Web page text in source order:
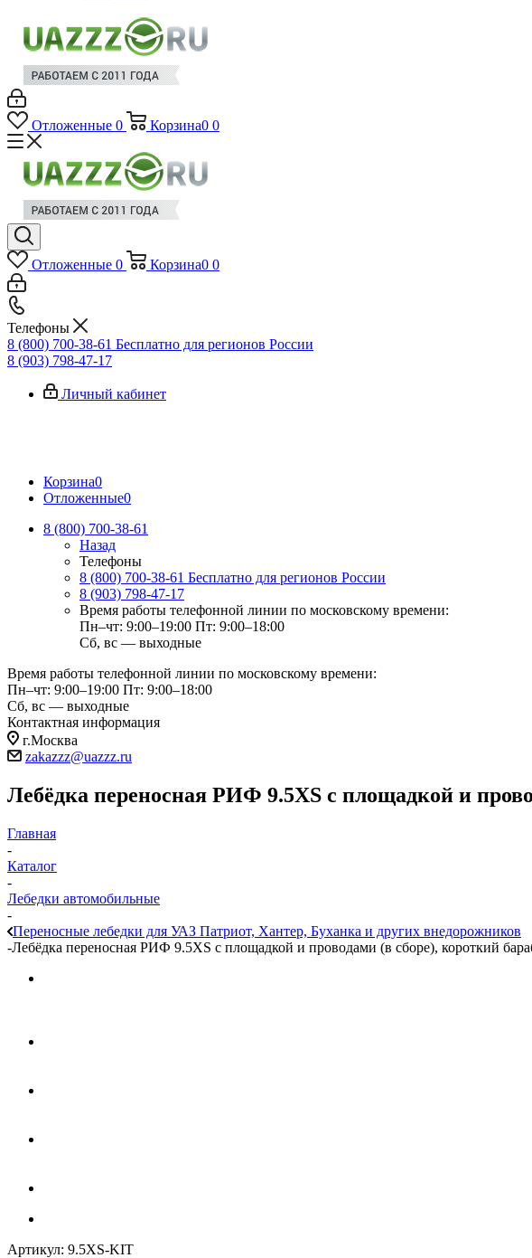
Отложенные 0 Корзина0 0
Отложенные 0 Корзина0 0
Телефоны
8 (800) 700-38-61 Бесплатно для регионов России
8 (903) 798-47-17
Личный кабинет
Корзина0
Отложенные0
8 (800) 700-38-61
Назад
Телефоны
8 (800) 700-38-61 Бесплатно для регионов России
8 (903) 798-47-17
Время работы телефонной линии по московскому времени:
Пн–чт: 9:00–19:00 Пт: 9:00–18:00
Сб, вс — выходные
Время работы телефонной линии по московскому времени:
Пн–чт: 9:00–19:00 Пт: 9:00–18:00
Сб, вс — выходные
Контактная информация
г.Москва
zakazzz@uazzz.ru
Лебёдка переносная РИФ 9.5XS c площадкой и
Главная
-
Каталог
-
Лебедки автомобильные
-
Переносные лебедки для УАЗ Патриот, Хантер, Буханка и других внедорожников
-Лебёдка переносная РИФ 9.5XS c площадкой и проводами (в сборе), короткий
Артикул: 9.5XS-KIT